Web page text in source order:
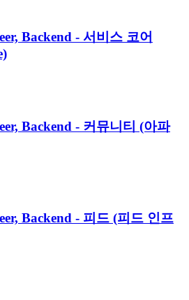
Backend - 서비스 코어
Backend - 커뮤니티 (아파
Backend - 피드 (피드 인프